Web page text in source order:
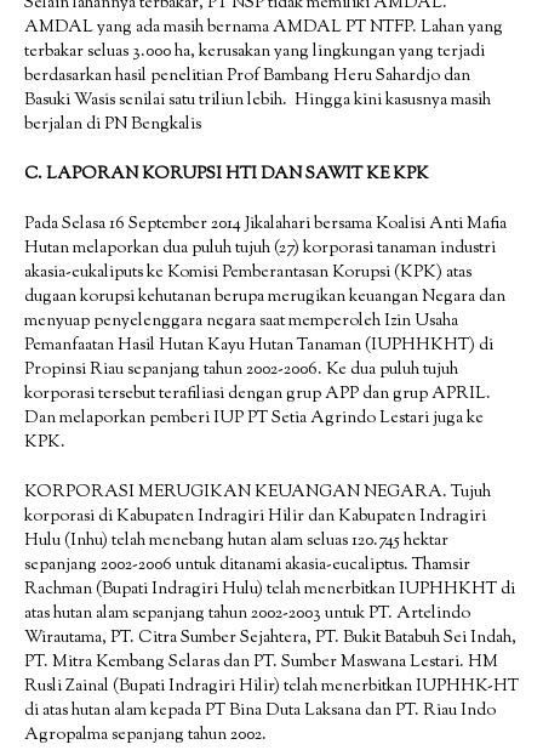
AMDAL yang ada masih bernama AMDAL PT NTFP. Lahan yang
terbakar seluas 3.000 ha, kerusakan yang lingkungan yang terjadi
berdasarkan hasil penelitian Prof Bambang Heru Sahardjo dan
Basuki Wasis senilai satu triliun lebih. Hingga kini kasusnya masih
berjalan di PN Bengkalis
C. LAPORAN KORUPSI HTI DAN SAWIT KE KPK
Pada Selasa 16 September 2014 Jikalahari bersama Koalisi Anti Mafia
Hutan melaporkan dua puluh tujuh (27) korporasi tanaman industri
akasia-eukaliputs ke Komisi Pemberantasan Korupsi (KPK) atas
dugaan korupsi kehutanan berupa merugikan keuangan Negara dan
menyuap penyelenggara negara saat memperoleh Izin Usaha
Pemanfaatan Hasil Hutan Kayu Hutan Tanaman (IUPHHKHT) di
Propinsi Riau sepanjang tahun 2002-2006. Ke dua puluh tujuh
korporasi tersebut terafiliasi dengan grup APP dan grup APRIL.
Dan melaporkan pemberi IUP PT Setia Agrindo Lestari juga ke
KPK.
KORPORASI MERUGIKAN KEUANGAN NEGARA. Tujuh
korporasi di Kabupaten Indragiri Hilir dan Kabupaten Indragiri
Hulu (Inhu) telah menebang hutan alam seluas 120.745 hektar
sepanjang 2002-2006 untuk ditanami akasia-eucaliptus. Thamsir
Rachman (Bupati Indragiri Hulu) telah menerbitkan IUPHHKHT di
atas hutan alam sepanjang tahun 2002-2003 untuk PT. Artelindo
Wirautama, PT. Citra Sumber Sejahtera, PT. Bukit Batabuh Sei Indah,
PT. Mitra Kembang Selaras dan PT. Sumber Maswana Lestari. HM
Rusli Zainal (Bupati Indragiri Hilir) telah menerbitkan IUPHHK-HT
di atas hutan alam kepada PT Bina Duta Laksana dan PT. Riau Indo
Agropalma sepanjang tahun 2002.